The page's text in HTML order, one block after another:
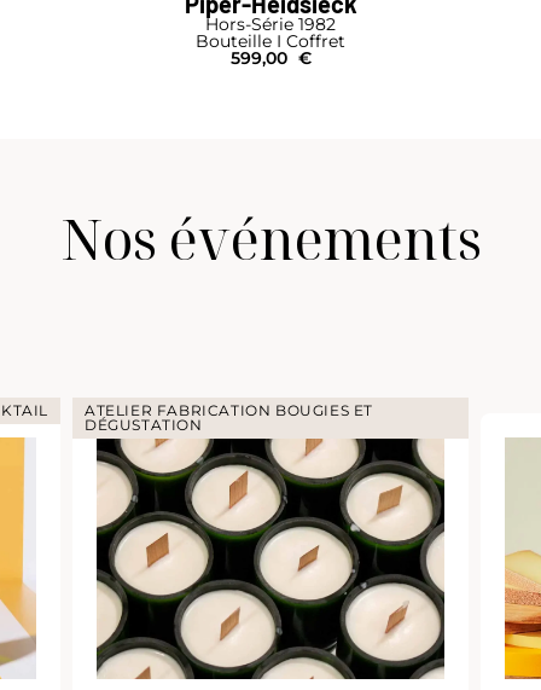
Hors-Série 1982
Bouteille I Coffret
599,00 €
Nos événements
ATELIER FABRICATION BOUGIES ET
DÉGUSTATION